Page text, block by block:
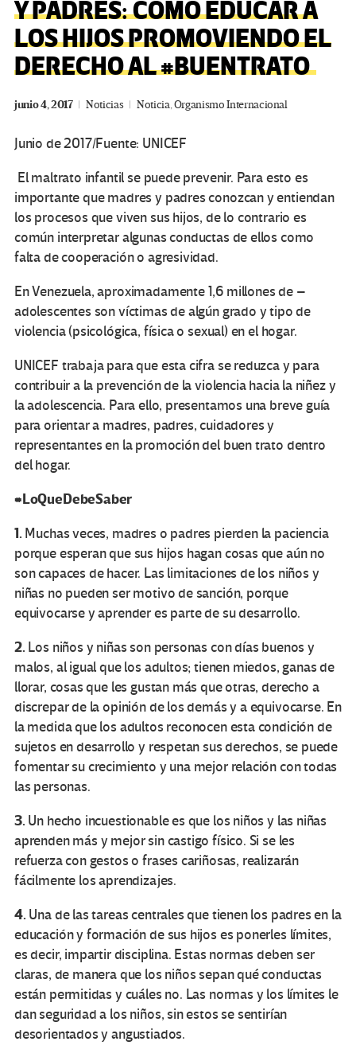
Y PADRES: CÓMO EDUCAR A
LOS HIJOS PROMOVIENDO EL
DERECHO AL #BUENTRATO
junio 4, 2017 Noticias Noticia,Organismo Internacional
Junio de 2017/Fuente: UNICEF
El maltrato infantil se puede prevenir. Para esto es
importante que madres y padres conozcan y entiendan
los procesos que viven sus hijos, de lo contrario es
común interpretar algunas conductas de ellos como
falta de cooperación o agresividad.
En Venezuela, aproximadamente 1,6 millones de –
adolescentes son víctimas de algún grado y tipo de
violencia (psicológica, física o sexual) en el hogar.
UNICEF trabaja para que esta cifra se reduzca y para
contribuir a la prevención de la violencia hacia la niñez y
la adolescencia. Para ello, presentamos una breve guía
para orientar a madres, padres, cuidadores y
representantes en la promoción del buen trato dentro
del hogar.
#LoQueDebeSaber
1. Muchas veces, madres o padres pierden la paciencia
porque esperan que sus hijos hagan cosas que aún no
son capaces de hacer. Las limitaciones de los niños y
niñas no pueden ser motivo de sanción, porque
equivocarse y aprender es parte de su desarrollo.
2. Los niños y niñas son personas con días buenos y
malos, al igual que los adultos; tienen miedos, ganas de
llorar, cosas que les gustan más que otras, derecho a
discrepar de la opinión de los demás y a equivocarse. En
la medida que los adultos reconocen esta condición de
sujetos en desarrollo y respetan sus derechos, se puede
fomentar su crecimiento y una mejor relación con todas
las personas.
3. Un hecho incuestionable es que los niños y las niñas
aprenden más y mejor sin castigo físico. Si se les
refuerza con gestos o frases cariñosas, realizarán
fácilmente los aprendizajes.
4. Una de las tareas centrales que tienen los padres en la
educación y formación de sus hijos es ponerles límites,
es decir, impartir disciplina. Estas normas deben ser
claras, de manera que los niños sepan qué conductas
están permitidas y cuáles no. Las normas y los límites le
dan seguridad a los niños, sin estos se sentirían
desorientados y angustiados.